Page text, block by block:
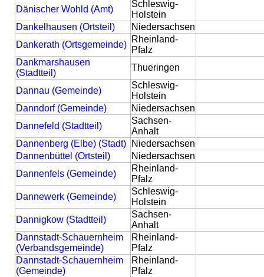
Dänischer Wohld (Amt)
Schleswig-
Holstein
Dankelhausen (Ortsteil)
Niedersachsen
Dankerath (Ortsgemeinde)
Rheinland-
Pfalz
Dankmarshausen
(Stadtteil)
Thueringen
Dannau (Gemeinde)
Schleswig-
Holstein
Danndorf (Gemeinde)
Niedersachsen
Dannefeld (Stadtteil)
Sachsen-
Anhalt
Dannenberg (Elbe) (Stadt)
Niedersachsen
Dannenbüttel (Ortsteil)
Niedersachsen
Dannenfels (Gemeinde)
Rheinland-
Pfalz
Dannewerk (Gemeinde)
Schleswig-
Holstein
Dannigkow (Stadtteil)
Sachsen-
Anhalt
Dannstadt-Schauernheim
(Verbandsgemeinde)
Rheinland-
Pfalz
Dannstadt-Schauernheim
(Gemeinde)
Rheinland-
Pfalz